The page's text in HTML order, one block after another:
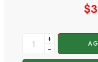
$
+
−